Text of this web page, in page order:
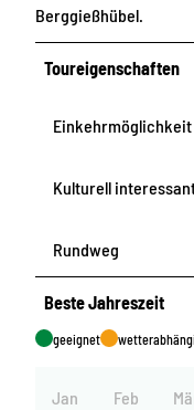
Berggießhübel.
Toureigenschaften
Einkehrmöglichkeit
Kulturell
Rundweg
Beste Jahreszeit
geeignet
Jan Feb